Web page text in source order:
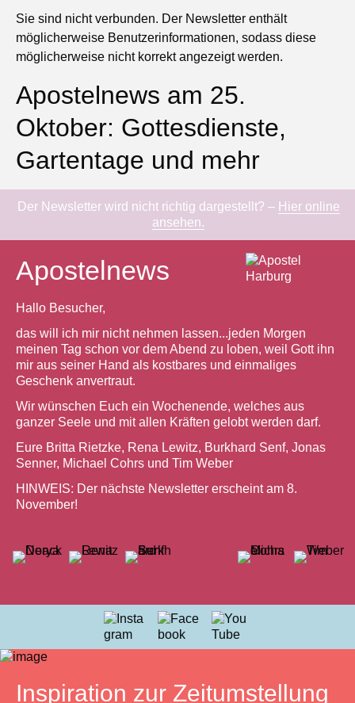
Sie sind nicht verbunden. Der Newsletter enthält
möglicherweise Benutzerinformationen, sodass diese
möglicherweise nicht korrekt angezeigt werden.
Apostelnews am 25.
Oktober: Gottesdienste,
Gartentage und mehr
Der Newsletter wird nicht richtig dargestellt? – Hier online
ansehen.
Apostelnews
Hallo Besucher,
das will ich mir nicht nehmen lassen...jeden Morgen
meinen Tag schon vor dem Abend zu loben, weil Gott ihn
mir aus seiner Hand als kostbares und einmaliges
Geschenk anvertraut.
Wir wünschen Euch ein Wochenende, welches aus
ganzer Seele und mit allen Kräften gelobt werden darf.
Eure Britta Rietzke, Rena Lewitz, Burkhard Senf, Jonas
Senner, Michael Cohrs und Tim Weber
HINWEIS: Der nächste Newsletter erscheint am 8.
November!
Inspiration zur Zeitumstellung